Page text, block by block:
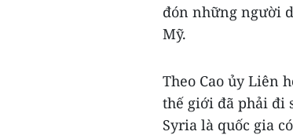
đón những người
Mỹ.
Theo Cao ủy Liên
thế giới đã phải đi
Syria là quốc gia